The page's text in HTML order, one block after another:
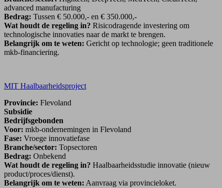
advanced manufacturing
Bedrag: Tussen € 50.000,- en € 350.000,-
Wat houdt de regeling in? Risicodragende investering om
technologische innovaties naar de markt te brengen.
Belangrijk om te weten: Gericht op technologie; geen traditionele
mkb-financiering.
MIT Haalbaarheidsproject
Provincie: Flevoland
Subsidie
Bedrijfsgebonden
Voor: mkb-ondernemingen in Flevoland
Fase: Vroege innovatiefase
Branche/sector: Topsectoren
Bedrag: Onbekend
Wat houdt de regeling in? Haalbaarheidsstudie innovatie (nieuw
product/proces/dienst).
Belangrijk om te weten: Aanvraag via provincieloket.